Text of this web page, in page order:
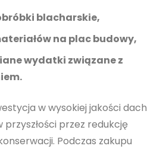
blacharskie,
na plac budowy,
wydatki związane z
w wysokiej jakości dach
przyszłości przez redukcję
Podczas zakupu